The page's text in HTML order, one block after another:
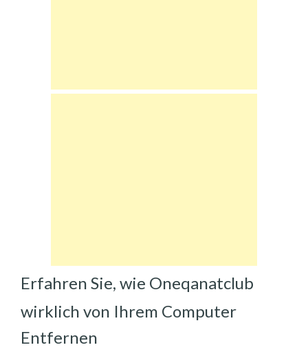
Erfahren Sie, wie Oneqanatclub
wirklich von Ihrem Computer
Entfernen